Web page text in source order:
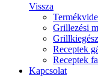
Vissza
Grillezési
Receptek
Receptek
Kapcsolat